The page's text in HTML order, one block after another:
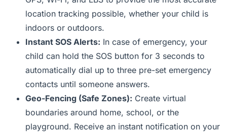
location tracking possible, whether your child is
indoors or outdoors.
Instant SOS Alerts: In case of emergency, your
child can hold the SOS button for 3 seconds to
automatically dial up to three pre-set emergency
contacts until someone answers.
Geo-Fencing (Safe Zones): Create virtual
boundaries around home, school, or the
playground. Receive an instant notification on your